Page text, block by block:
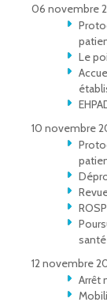
06 novembre
Le
10 novembre
12 novembre
Arrêt